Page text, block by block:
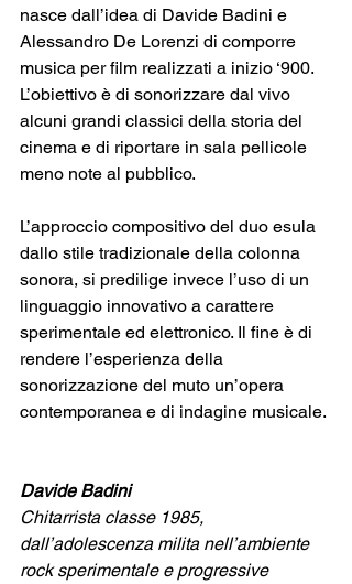
nasce dall’idea di Davide Badini e
Alessandro De Lorenzi di comporre
musica per film realizzati a inizio ‘900.
L’obiettivo è di sonorizzare dal vivo
alcuni grandi classici della storia del
cinema e di riportare in sala pellicole
meno note al pubblico.
L’approccio compositivo del duo esula
dallo stile tradizionale della colonna
sonora, si predilige invece l’uso di un
linguaggio innovativo a carattere
sperimentale ed elettronico. Il fine è di
rendere l’esperienza della
sonorizzazione del muto un’opera
contemporanea e di indagine musicale.
Davide Badini
Chitarrista classe 1985,
dall’adolescenza milita nell’ambiente
rock sperimentale e progressive